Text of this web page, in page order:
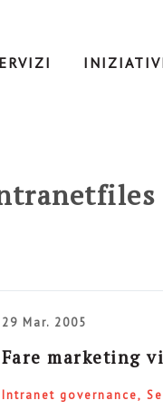
29 Mar. 2005
Fare marketing
Intranet governance